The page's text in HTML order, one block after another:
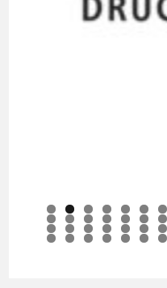
6 7 8 9 0 1 2
1 2 3 4 5 6 7
6 7 8 9 0 1 2